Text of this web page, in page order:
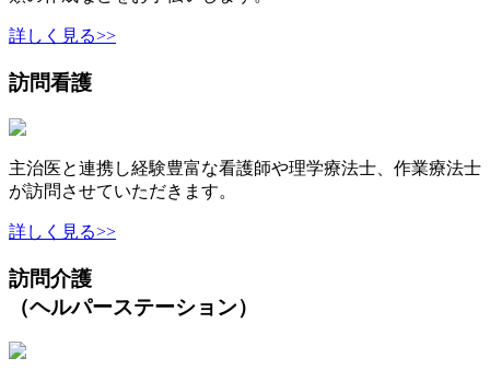
詳しく見る>>
訪問看護
主治医と連携し経験豊富な看護師や理学療法士、作業療法士
が訪問させていただきます。
詳しく見る>>
訪問介護
（ヘルパーステーション）